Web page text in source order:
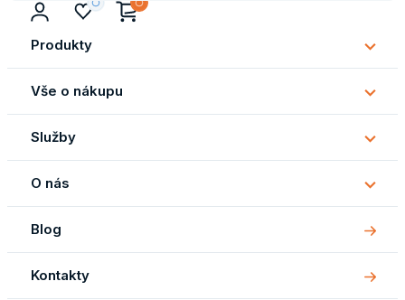
Produkty
Vše o nákupu
Vše
o
Služby
O nás
O
nás
Blog
Kontakty